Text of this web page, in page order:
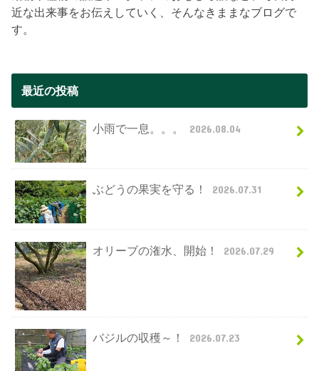
近な出来事をお伝えしていく、そんなきままなブログで
す。
最近の投稿
小雨で一息。。。 2026.08.04
ぶどうの果実を守る！ 2026.07.31
オリーブの潅水、開始！ 2026.07.29
バジルの収穫～！ 2026.07.23